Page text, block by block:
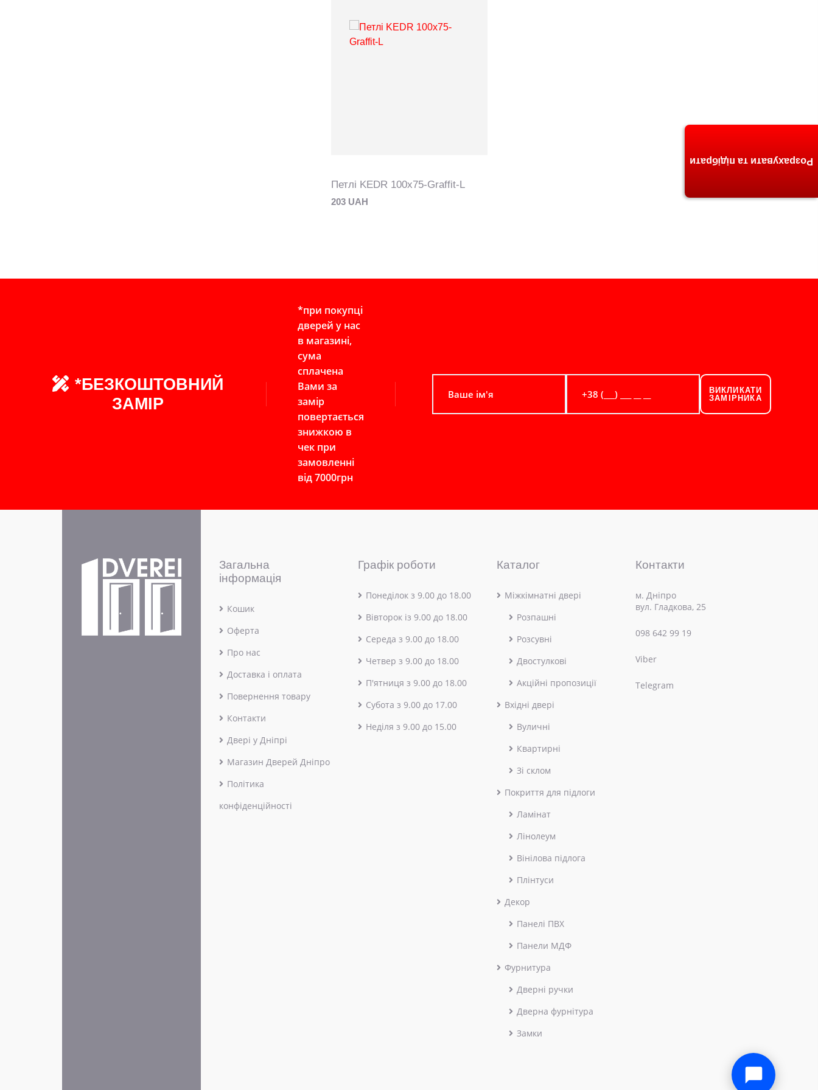
Петлі KEDR 100x75-Graffit-L
203 UAH
*БЕЗКОШТОВНИЙ
ЗАМІР
*при покупці
дверей у нас
в магазині,
сума
сплачена
Вами за
замір
повертається
знижкою в
чек при
замовленні
від 7000грн
ВИКЛИКАТИ
ЗАМІРНИКА
Загальна
інформація
Кошик
Оферта
Про нас
Доставка і оплата
Повернення товару
Контакти
Двері у Дніпрі
Магазин Дверей Дніпро
Політика
конфіденційності
Графік роботи
Понеділок з 9.00 до 18.00
Вівторок із 9.00 до 18.00
Середа з 9.00 до 18.00
Четвер з 9.00 до 18.00
П'ятниця з 9.00 до 18.00
Субота з 9.00 до 17.00
Неділя з 9.00 до 15.00
Каталог
Міжкімнатні двері
Розпашні
Розсувні
Двостулкові
Акційні пропозиції
Вхідні двері
Вуличні
Квартирні
Зі склом
Покриття для підлоги
Ламінат
Лінолеум
Вінілова підлога
Плінтуси
Декор
Панелі ПВХ
Панели МДФ
Фурнитура
Дверні ручки
Дверна фурнітура
Замки
Контакти
м. Дніпро
вул. Гладкова, 25
098 642 99 19
Viber
Telegram
Розрахувати та підібрати